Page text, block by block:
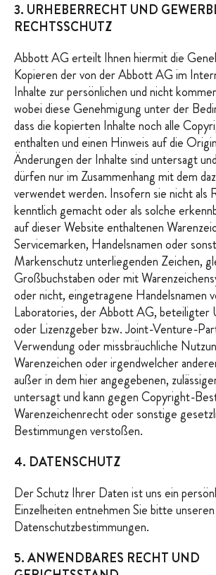
3. URHEBERRECHT UND
RECHTSSCHUTZ
Abbott AG erteilt Ihnen hiermit die
Kopieren der von der Abbott AG im
Inhalte zur persönlichen und nicht
wobei diese Genehmigung unter der
dass die kopierten Inhalte noch alle
enthalten und einen Hinweis auf die
Änderungen der Inhalte sind untersagt
dürfen nur im Zusammenhang mit dem
verwendet werden. Insofern sie nicht
kenntlich gemacht oder als solche
auf dieser Website enthaltenen
Servicemarken, Handelsnamen oder
Markenschutz unterliegenden Zeichen,
Großbuchstaben oder mit
oder nicht, eingetragene Handelsnamen
Laboratories, der Abbott AG, beteiligter
oder Lizenzgeber bzw. Joint-Venture-
Verwendung oder missbräuchliche
Warenzeichen oder irgendwelcher
außer in dem hier angegebenen,
untersagt und kann gegen Copyright-
Warenzeichenrecht oder sonstige
Bestimmungen verstoßen.
4. DATENSCHUTZ
Der Schutz Ihrer Daten ist uns ein
Einzelheiten entnehmen Sie bitte unseren
Datenschutzbestimmungen.
5. ANWENDBARES RECHT UND